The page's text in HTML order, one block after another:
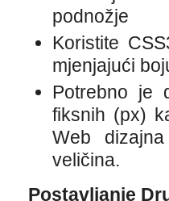
podnožje
Koristite
mjenjajući
Potrebno je
fiksnih (px)
Web
veličina.
Postavljanje